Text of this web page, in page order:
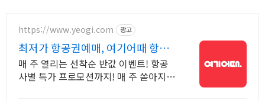
https://www.yeogi.com 광고
최저가 항공권예매, 여기어때 항공
+숙소 묶음 할인 혜택
매 주 열리는 선착순 반값 이벤트! 항공
사별 특가 프로모션까지! 매 주 쏟아지는